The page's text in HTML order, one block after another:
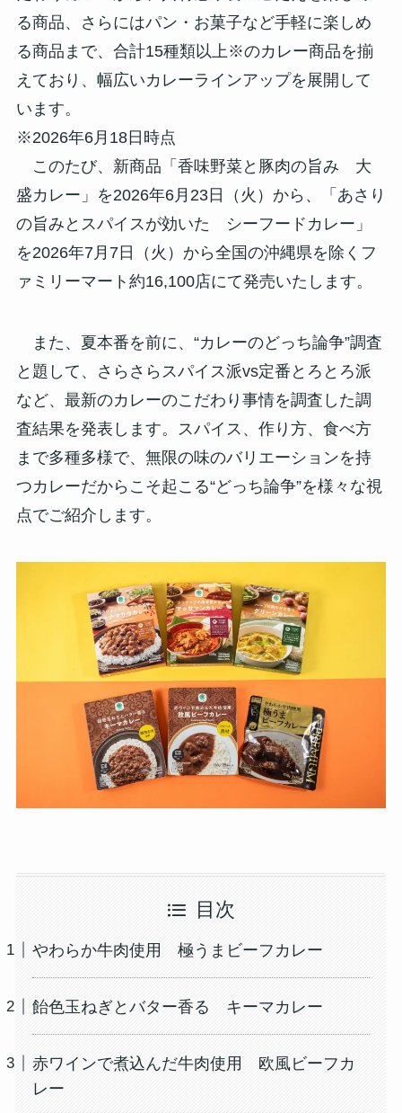
る商品、さらにはパン・お菓子など手軽に楽しめ
る商品まで、合計15種類以上※のカレー商品を揃
えており、幅広いカレーラインアップを展開して
います。
※2026年6月18日時点
このたび、新商品「香味野菜と豚肉の旨み 大
盛カレー」を2026年6月23日（火）から、「あさり
の旨みとスパイスが効いた シーフードカレー」
を2026年7月7日（火）から全国の沖縄県を除くフ
ァミリーマート約16,100店にて発売いたします。
また、夏本番を前に、“カレーのどっち論争”調査
と題して、さらさらスパイス派vs定番とろとろ派
など、最新のカレーのこだわり事情を調査した調
査結果を発表します。スパイス、作り方、食べ方
まで多種多様で、無限の味のバリエーションを持
つカレーだからこそ起こる“どっち論争”を様々な視
点でご紹介します。
目次
やわらか牛肉使用 極うまビーフカレー
飴色玉ねぎとバター香る キーマカレー
赤ワインで煮込んだ牛肉使用 欧風ビーフカ
レー